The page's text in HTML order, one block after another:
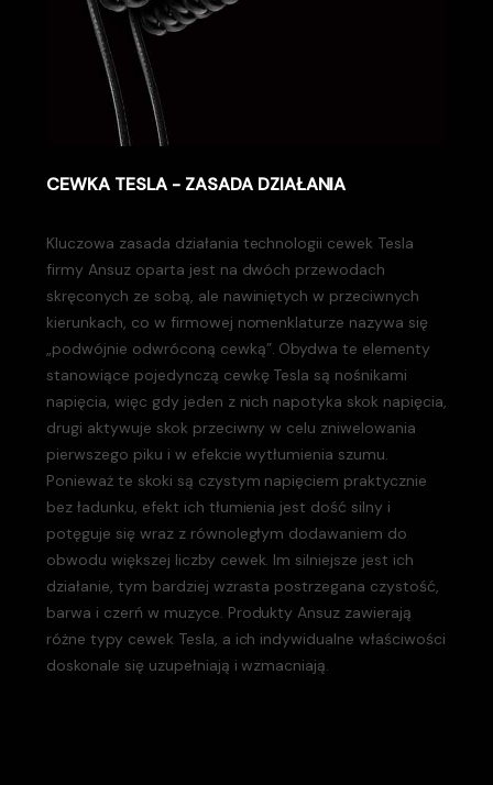
CEWKA TESLA - ZASADA DZIAŁANIA
Kluczowa zasada działania technologii cewek Tesla
firmy Ansuz oparta jest na dwóch przewodach
skręconych ze sobą, ale nawiniętych w przeciwnych
kierunkach, co w firmowej nomenklaturze nazywa się
„podwójnie odwróconą cewką”. Obydwa te elementy
stanowiące pojedynczą cewkę Tesla są nośnikami
napięcia, więc gdy jeden z nich napotyka skok napięcia,
drugi aktywuje skok przeciwny w celu zniwelowania
pierwszego piku i w efekcie wytłumienia szumu.
Ponieważ te skoki są czystym napięciem praktycznie
bez ładunku, efekt ich tłumienia jest dość silny i
potęguje się wraz z równoległym dodawaniem do
obwodu większej liczby cewek. Im silniejsze jest ich
działanie, tym bardziej wzrasta postrzegana czystość,
barwa i czerń w muzyce. Produkty Ansuz zawierają
różne typy cewek Tesla, a ich indywidualne właściwości
doskonale się uzupełniają i wzmacniają.